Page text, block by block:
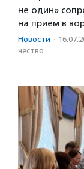
не один»
на прием в
Новости ·
чест­во